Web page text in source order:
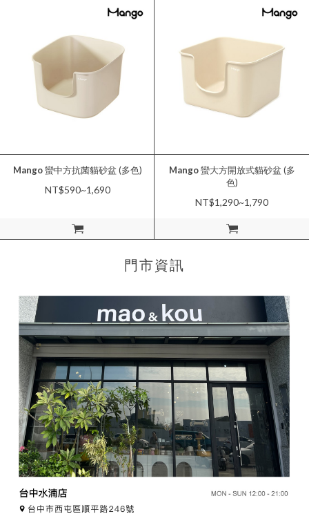
加入購物車
Mango蠻中方抗菌貓砂盆 (多色)
NT$590~1,690
加入購物車
Mango蠻大方開放式貓砂盆 (多
色)
NT$1,290~1,790
門市資訊